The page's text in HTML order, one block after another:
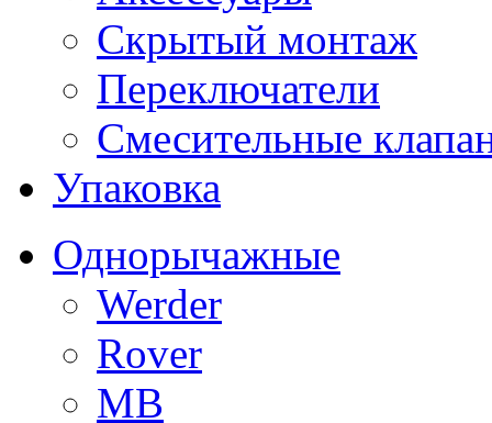
Скрытый монтаж
Переключатели
Смесительные
Упаковка
Однорычажные
Werder
Rover
MB